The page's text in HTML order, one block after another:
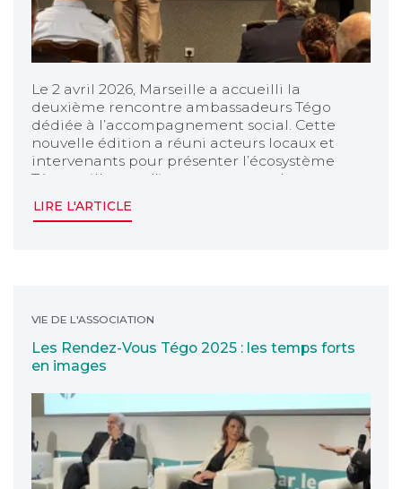
Le 2 avril 2026, Marseille a accueilli la
deuxième rencontre ambassadeurs Tégo
dédiée à l’accompagnement social. Cette
nouvelle édition a réuni acteurs locaux et
intervenants pour présenter l’écosystème
Tégo et illustrer l’impact concret de son
Sécurité.
LIRE L'ARTICLE
VIE DE L'ASSOCIATION
Les Rendez-Vous Tégo 2025 : les temps forts
en images